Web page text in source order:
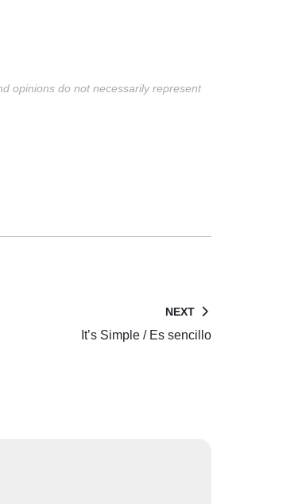
opinions do not necessarily represent
NEXT
It’s Simple / Es sencillo